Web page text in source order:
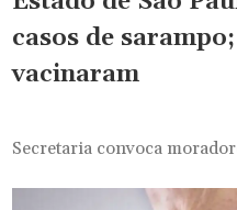
casos de
vacinaram
Secretaria convoca